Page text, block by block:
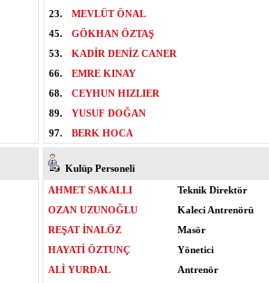
23.
MEVLÜT ÖNAL
45.
GÖKHAN ÖZTAŞ
53.
KADİR DENİZ CANER
66.
EMRE KINAY
68.
CEYHUN HIZLIER
89.
YUSUF DOĞAN
97.
BERK HOCA
Kulüp Personeli
AHMET SAKALLI
Teknik Direktör
OZAN UZUNOĞLU
Kaleci Antrenörü
REŞAT İNALÖZ
Masör
HAYATİ ÖZTUNÇ
Yönetici
ALİ YURDAL
Antrenör